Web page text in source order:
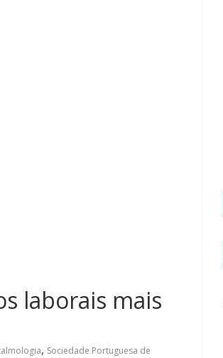
laborais mais
, Sociedade Portuguesa de